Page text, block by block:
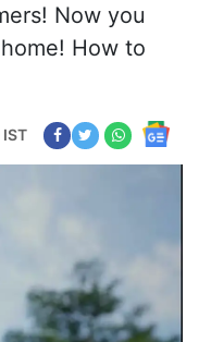
Now you
How to